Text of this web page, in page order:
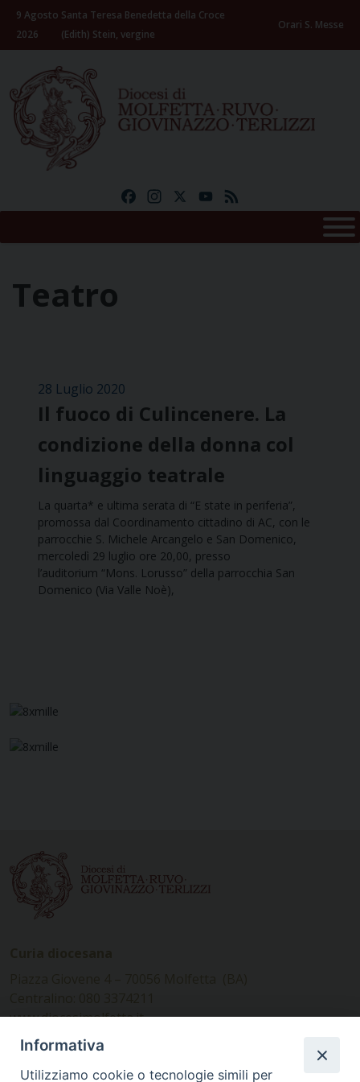
Skip
content
9 Agosto
2026
Santa Teresa Benedetta della Croce
(Edith) Stein, vergine
Orari S. Messe
FacebookInstagramYouTube
Teatro
28 Luglio 2020
Il fuoco di Culincenere. La
condizione della donna col
linguaggio teatrale
La quarta* e ultima serata di “E state in periferia”,
promossa dal Coordinamento cittadino di AC, con le
parrocchie S. Michele Arcangelo e San Domenico,
mercoledì 29 luglio ore 20,00, presso
l’auditorium “Mons. Lorusso” della parrocchia San
Domenico (Via Valle Noè),
www.diocesimolfetta.it –
diocesimolfetta@pec.chiesacattolica.it
Informativa
Utilizziamo cookie o tecnologie simili per